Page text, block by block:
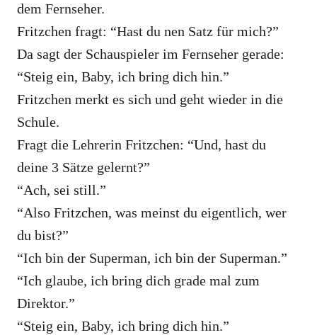
dem Fernseher.
Fritzchen fragt: “Hast du nen Satz für mich?”
Da sagt der Schauspieler im Fernseher gerade:
“Steig ein, Baby, ich bring dich hin.”
Fritzchen merkt es sich und geht wieder in die
Schule.
Fragt die Lehrerin Fritzchen: “Und, hast du
deine 3 Sätze gelernt?”
“Ach, sei still.”
“Also Fritzchen, was meinst du eigentlich, wer
du bist?”
“Ich bin der Superman, ich bin der Superman.”
“Ich glaube, ich bring dich grade mal zum
Direktor.”
“Steig ein, Baby, ich bring dich hin.”